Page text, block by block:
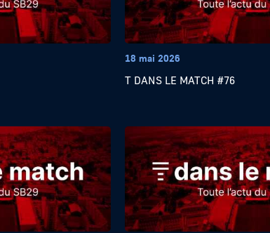
18 mai 2026
T DANS LE MATCH #76